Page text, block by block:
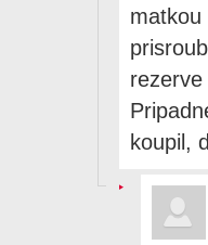
matkou
koupil,